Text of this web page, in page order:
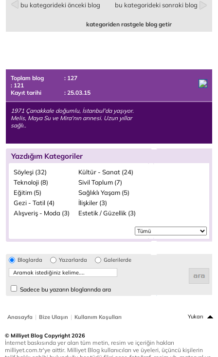
bu kategorideki önceki blog bu kategorideki sonraki blog
kategoriden rastgele blog getir
Toplam blog
: 127
: 121
Kayıt tarihi
: 25.03.15
1971 Çanakkale doğumlu, İstanbul'da yaşıyor.
Melis, Maya Su ve Mira'nın annesi. Uzun yıllar
sağlı..
Yazdığım Kategoriler
Söyleşi (32)
Kültür - Sanat (24)
Teknoloji (8)
Sivil Toplum (7)
Eğitim (5)
Sağlıklı Yaşam (5)
Gezi - Tatil (4)
İlişkiler (3)
Alışveriş - Moda (3)
Estetik / Güzellik (3)
Bloglarda Yazarlarda Galerilerde
Sadece bu yazarın bloglarında ara
Anasayfa | Bize Ulaşın | Kullanım Koşulları Yukarı
© Milliyet Blog Copyright 2026
İnternet baskısında yer alan tüm metin, resim ve içeriğin hakları
milliyet.com.tr'ye aittir. Milliyet Blog kullanıcıları ve üyeleri, üçüncü kişilerin